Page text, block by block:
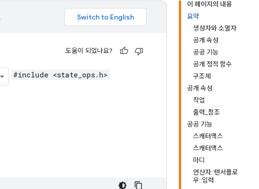
이 페이지의 내용
요약
생성자와 소멸자
공개 속성
공공 기능
공개 정적 함수
구조체
공개 속성
작업
출력_참조
공공 기능
스캐터맥스
스캐터맥스
마디
연산자::텐서플로
우::입력
도움이 되었나요?
#include <state_ops.h>